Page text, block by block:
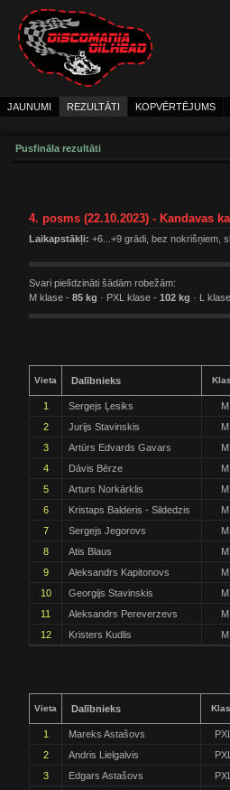
JAUNUMI REZULTĀTI KOPVĒRTĒJUMS
Pusfināla rezultāti
4. posms (22.10.2023) - Kandavas
Laikapstākļi: +6...+9 grādi, bez nokrišņiem,
Svari pielīdzināti šādām robežām:
M klase - 85 kg · PXL klase - 102 kg · L
Vieta Dalībnieks
1 Sergejs Ļesiks M
2
Jurijs Stavinskis M
3
Artūrs Edvards Gavars M
4
Dāvis Bērze M
5
Arturs Norkārklis M
6
Kristaps Balderis - Sildedzis M
7
Sergejs Jegorovs M
8
Atis Blaus M
9
Aleksandrs Kapitonovs M
10
Georgijs Stavinskis M
11
Aleksandrs Pereverzevs M
12
Kristers Kudlis M
Vieta Dalībnieks
1 Mareks Astašovs PXL
2
Andris Lielgalvis PXL
3
Edgars Astašovs PXL